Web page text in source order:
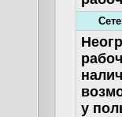
у